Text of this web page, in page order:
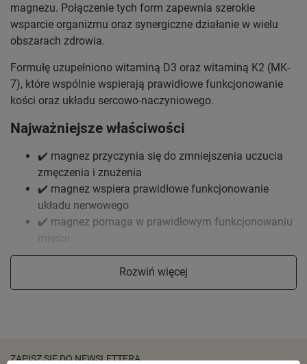
magnezu. Połączenie tych form zapewnia szerokie
wsparcie organizmu oraz synergiczne działanie w wielu
obszarach zdrowia.
Formułę uzupełniono witaminą D3 oraz witaminą K2 (MK-
7), które wspólnie wspierają prawidłowe funkcjonowanie
kości oraz układu sercowo-naczyniowego.
Najważniejsze właściwości
✔️ magnez przyczynia się do zmniejszenia uczucia
zmęczenia i znużenia
✔️ magnez wspiera prawidłowe funkcjonowanie
układu nerwowego
✔️ magnez pomaga w prawidłowym funkcjonowaniu
mięśni
✔️ magnez wspiera utrzymanie prawidłowego
metabolizmu energetycznego
✔️ magnez pomaga w utrzymaniu prawidłowych
✔️ witamina D pomaga w prawidłowym wchłanianiu i
Rozwiń więcej
ZAPISZ SIĘ DO NEWSLETTERA